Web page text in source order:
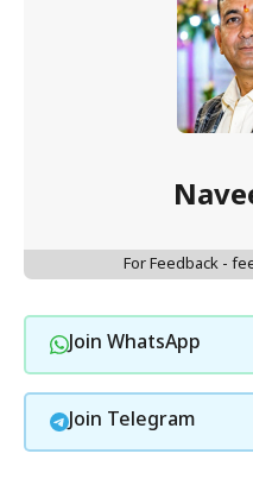
For Feedback -
Join WhatsApp
Join Telegram